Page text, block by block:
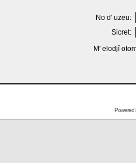
No d' uzeu:
Sicret:
M' elodjî
Powered